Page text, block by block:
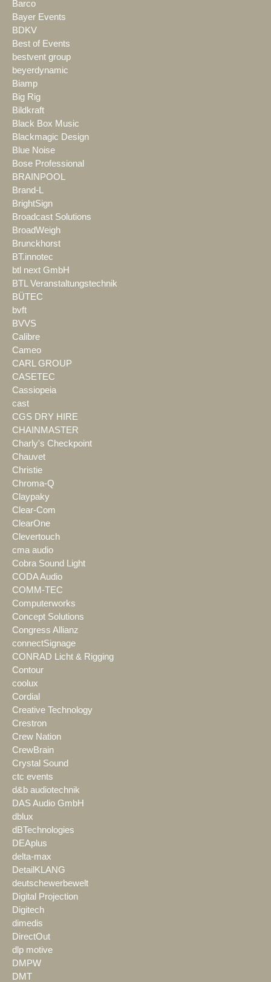
Barco
Bayer Events
BDKV
Best of Events
bestvent group
beyerdynamic
Biamp
Big Rig
Bildkraft
Black Box Music
Blackmagic Design
Blue Noise
Bose Professional
BRAINPOOL
Brand-L
BrightSign
Broadcast Solutions
BroadWeigh
Brunckhorst
BT.innotec
btl next GmbH
BTL Veranstaltungstechnik
BÜTEC
bvft
BVVS
Calibre
Cameo
CARL GROUP
CASETEC
Cassiopeia
cast
CGS DRY HIRE
CHAINMASTER
Charly's Checkpoint
Chauvet
Christie
Chroma-Q
Claypaky
Clear-Com
ClearOne
Clevertouch
cma audio
Cobra Sound Light
CODA Audio
COMM-TEC
Computerworks
Concept Solutions
Congress Allianz
connectSignage
CONRAD Licht & Rigging
Contour
coolux
Cordial
Creative Technology
Crestron
Crew Nation
CrewBrain
Crystal Sound
ctc events
d&b audiotechnik
DAS Audio GmbH
dblux
dBTechnologies
DEAplus
delta-max
DetailKLANG
deutschewerbewelt
Digital Projection
Digitech
dimedis
DirectOut
dlp motive
DMPW
DMT